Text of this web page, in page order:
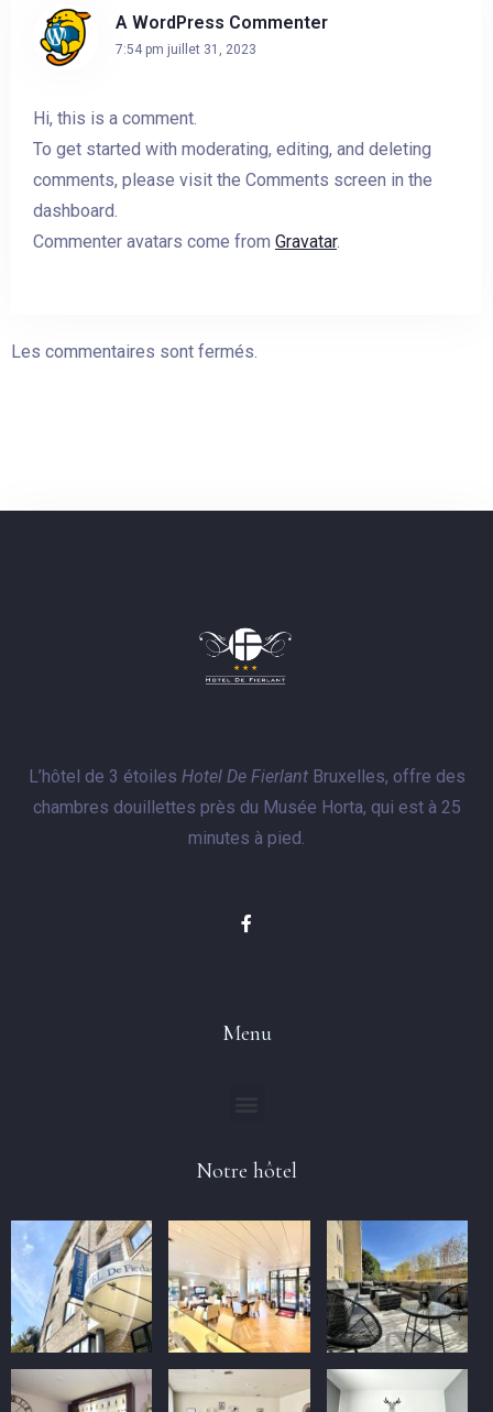
A WordPress Commenter
7:54 pm juillet 31, 2023
Hi, this is a comment.
To get started with moderating, editing, and deleting
comments, please visit the Comments screen in the
dashboard.
Commenter avatars come from Gravatar.
Les commentaires sont fermés.
L’hôtel de 3 étoiles Hotel De FierlantBruxelles, offre des
chambres douillettes près du Musée Horta, qui est à 25
minutes à pied.
Menu
Notre hôtel
Arrivée
CHERCHER